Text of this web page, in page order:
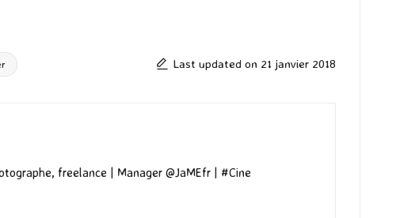
Last updated on 21 janvier 2018
freelance | Manager @JaMEfr | #Cine